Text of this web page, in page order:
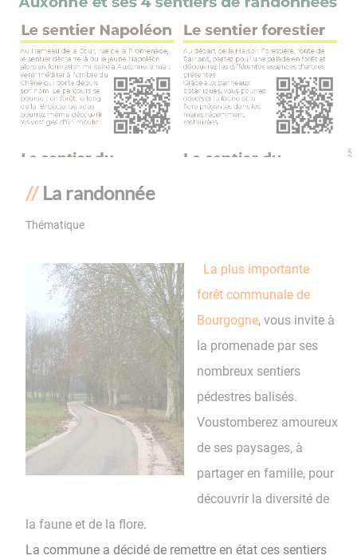
La randonnée
Thématique
La plus importante
forêt communale de
Bourgogne, vous invite à
la promenade par ses
nombreux sentiers
pédestres balisés.
Voustomberez amoureux
de ses paysages, à
partager en famille, pour
découvrir la diversité de
la faune et de la flore.
La commune a décidé de remettre en état ces sentiers